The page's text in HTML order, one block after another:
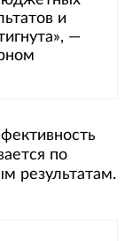
и
—
по
результатам.